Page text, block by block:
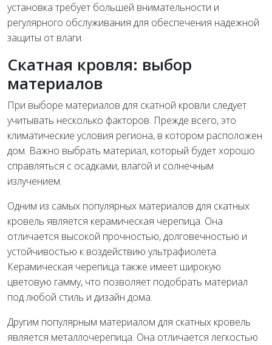
установка требует большей внимательности и
регулярного обслуживания для обеспечения надежной
защиты от влаги.
Скатная кровля: выбор
материалов
При выборе материалов для скатной кровли следует
учитывать несколько факторов. Прежде всего, это
климатические условия региона, в котором расположен
дом. Важно выбрать материал, который будет хорошо
справляться с осадками, влагой и солнечным
излучением.
Одним из самых популярных материалов для скатных
кровель является керамическая черепица. Она
отличается высокой прочностью, долговечностью и
устойчивостью к воздействию ультрафиолета.
Керамическая черепица также имеет широкую
цветовую гамму, что позволяет подобрать материал
под любой стиль и дизайн дома.
Другим популярным материалом для скатных кровель
является металлочерепица. Она отличается легкостью